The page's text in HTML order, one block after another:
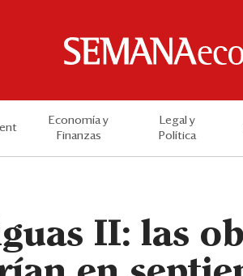
Economía y
Finanzas
Legal y
Política
II: las